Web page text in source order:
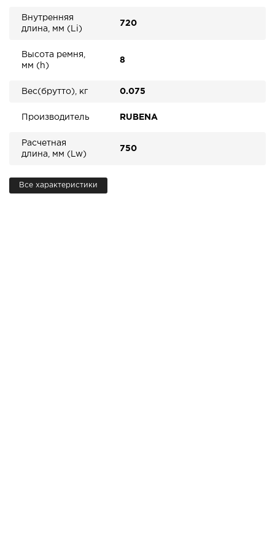
Внутренняя
длина, мм (Li)
720
Высота ремня,
мм (h)
8
Вес(брутто), кг 0.075
Производитель RUBENA
Расчетная
длина, мм (Lw)
750
Все характеристики